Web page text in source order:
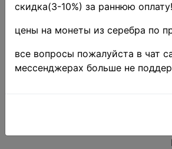
скидка(3-10%) за раннюю
цены на монеты из серебра по
все вопросы пожалуйста в чат
мессенджерах больше не